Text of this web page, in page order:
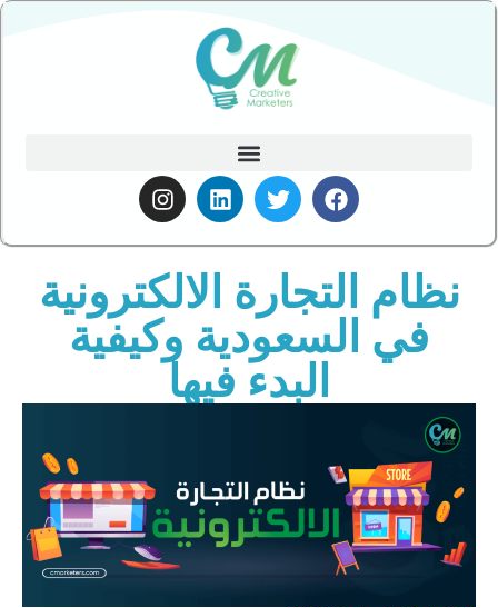
نظام التجارة الالكترونية
في السعودية وكيفية
البدء فيها